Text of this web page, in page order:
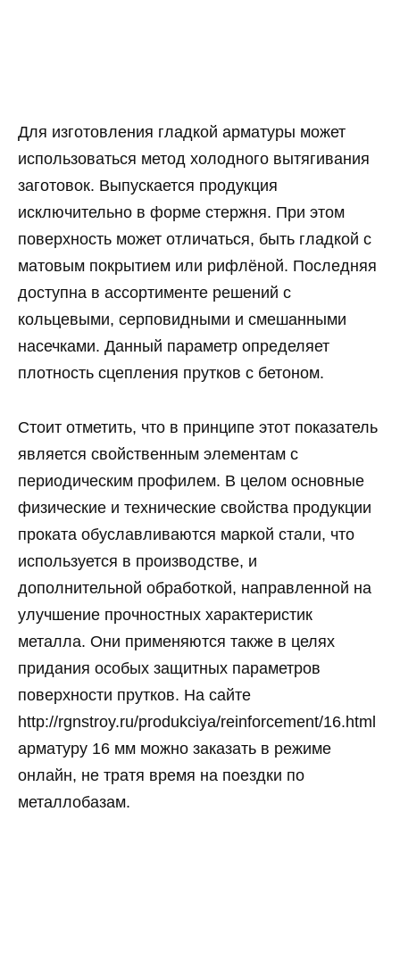
Для изготовления гладкой арматуры может
использоваться метод холодного вытягивания
заготовок. Выпускается продукция
исключительно в форме стержня. При этом
поверхность может отличаться, быть гладкой с
матовым покрытием или рифлёной. Последняя
доступна в ассортименте решений с
кольцевыми, серповидными и смешанными
насечками. Данный параметр определяет
плотность сцепления прутков с бетоном.
Стоит отметить, что в принципе этот показатель
является свойственным элементам с
периодическим профилем. В целом основные
физические и технические свойства продукции
проката обуславливаются маркой стали, что
используется в производстве, и
дополнительной обработкой, направленной на
улучшение прочностных характеристик
металла. Они применяются также в целях
придания особых защитных параметров
поверхности прутков. На сайте
http://rgnstroy.ru/produkciya/reinforcement/16.html
арматуру 16 мм можно заказать в режиме
онлайн, не тратя время на поездки по
металлобазам.